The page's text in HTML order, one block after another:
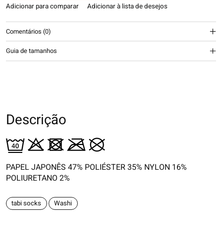
Adicionar para comparar Adicionar à lista de desejos
Comentários (0)
Guia de tamanhos
Descrição
PAPEL JAPONÊS 47% POLIÉSTER 35% NYLON 16%
POLIURETANO 2%
tabi socks Washi